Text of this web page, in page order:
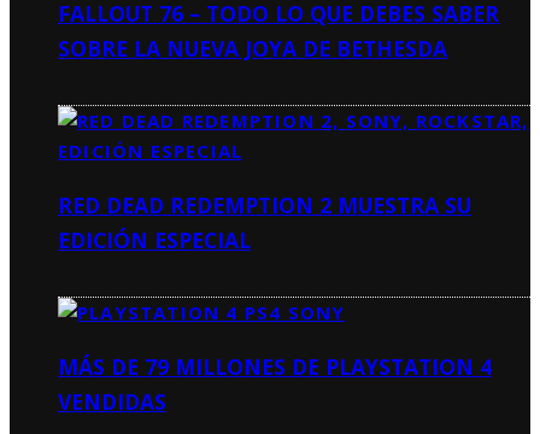
FALLOUT 76 – TODO LO QUE DEBES SABER
SOBRE LA NUEVA JOYA DE BETHESDA
RED DEAD REDEMPTION 2 MUESTRA SU
EDICIÓN ESPECIAL
MÁS DE 79 MILLONES DE PLAYSTATION 4
VENDIDAS